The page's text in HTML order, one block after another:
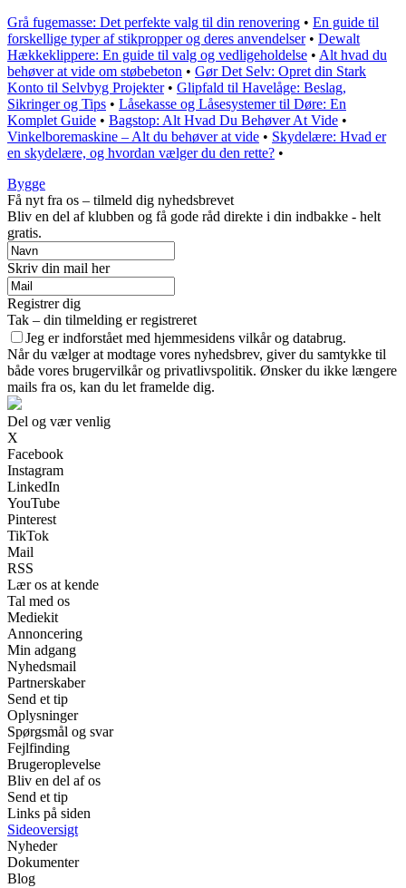
Grå fugemasse: Det perfekte valg til din renovering • En guide til
forskellige typer af stikpropper og deres anvendelser• Dewalt
Hækkeklippere: En guide til valg og vedligeholdelse • Alt hvad du
behøver at vide om støbebeton • Gør Det Selv: Opret din Stark
Konto til Selvbyg Projekter• Glipfald til Havelåge: Beslag,
Sikringer og Tips • Låsekasse og Låsesystemer til Døre: En
Komplet Guide • Bagstop: Alt Hvad Du Behøver At Vide •
Vinkelboremaskine – Alt du behøver at vide • Skydelære: Hvad er
en skydelære, og hvordan vælger du den rette? •
Bygge
Få nyt fra os – tilmeld dig nyhedsbrevet
Bliv en del af klubben og få gode råd direkte i din indbakke - helt
gratis.
Skriv din mail her
Registrer dig
Tak – din tilmelding er registreret
Jeg er indforstået med hjemmesidens vilkår og databrug.
Når du vælger at modtage vores nyhedsbrev, giver du samtykke til
både vores brugervilkår og privatlivspolitik. Ønsker du ikke længere
mails fra os, kan du let framelde dig.
Del og vær venlig
X
Facebook
Instagram
LinkedIn
YouTube
Pinterest
TikTok
Mail
RSS
Lær os at kende
Tal med os
Mediekit
Annoncering
Min adgang
Nyhedsmail
Partnerskaber
Send et tip
Oplysninger
Spørgsmål og svar
Fejlfinding
Brugeroplevelse
Bliv en del af os
Send et tip
Links på siden
Sideoversigt
Nyheder
Dokumenter
Blog